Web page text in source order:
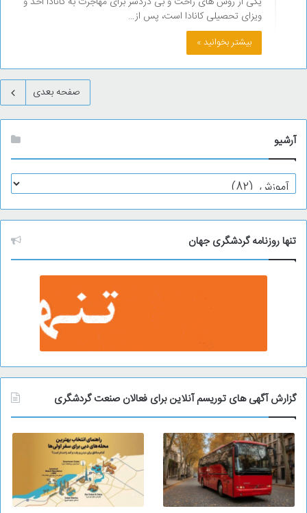
ویزای تحصیلی کانادا است، پس از…
بیشتر بخوانید »
صفحه بعدی
آرشیو
ر
ش
ی
و
تنها روزنامه گردشگری جهان
گزارش آگهی های توریسم آنلاین برای فعالان صنعت گردشگری